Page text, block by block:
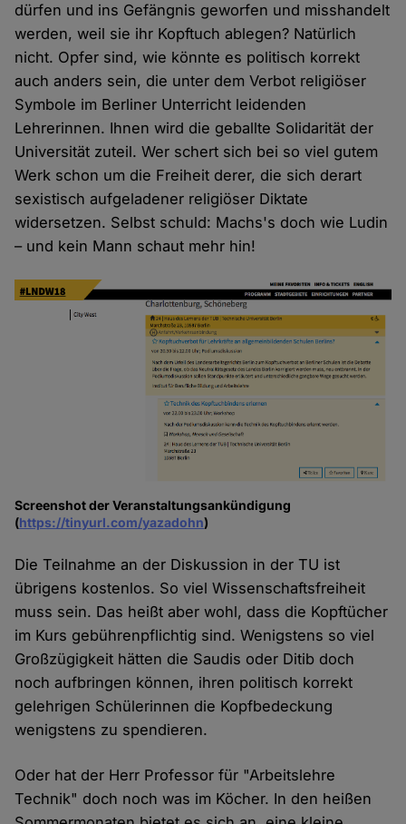
dürfen und ins Gefängnis geworfen und misshandelt
werden, weil sie ihr Kopftuch ablegen? Natürlich
nicht. Opfer sind, wie könnte es politisch korrekt
auch anders sein, die unter dem Verbot religiöser
Symbole im Berliner Unterricht leidenden
Lehrerinnen. Ihnen wird die geballte Solidarität der
Universität zuteil. Wer schert sich bei so viel gutem
Werk schon um die Freiheit derer, die sich derart
sexistisch aufgeladener religiöser Diktate
widersetzen. Selbst schuld: Machs's doch wie Ludin
– und kein Mann schaut mehr hin!
Screenshot der Veranstaltungsankündigung
(https://tinyurl.com/yazadohn)
Die Teilnahme an der Diskussion in der TU ist
übrigens kostenlos. So viel Wissenschaftsfreiheit
muss sein. Das heißt aber wohl, dass die Kopftücher
im Kurs gebührenpflichtig sind. Wenigstens so viel
Großzügigkeit hätten die Saudis oder Ditib doch
noch aufbringen können, ihren politisch korrekt
gelehrigen Schülerinnen die Kopfbedeckung
wenigstens zu spendieren.
Oder hat der Herr Professor für "Arbeitslehre
Technik" doch noch was im Köcher. In den heißen